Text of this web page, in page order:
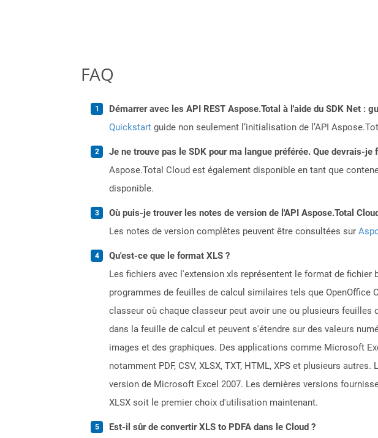
FAQ
Démarrer avec les API REST Aspose.Total à l'aide du SDK Net :
Quickstart guide non seulement l’initialisation de l’API
Je ne trouve pas le SDK pour ma langue préférée. Que devrais-je
Aspose.Total Cloud est également disponible en tant que
disponible.
Où puis-je trouver les notes de version de l'API Aspose.Total
Les notes de version complètes peuvent être consultées sur
Qu'est-ce que le format XLS ?
Les fichiers avec l'extension xls représentent le format de
programmes de feuilles de calcul similaires tels que OpenOffice
classeur où chaque classeur peut avoir une ou plusieurs
dans la feuille de calcul et peuvent s'étendre sur des valeurs
images et des graphiques. Des applications comme Microsoft
notamment PDF, CSV, XLSX, TXT, HTML, XPS et plusieurs
version de Microsoft Excel 2007. Les dernières versions
XLSX soit le premier choix d'utilisation maintenant.
Est-il sûr de convertir XLS to PDFA dans le Cloud ?